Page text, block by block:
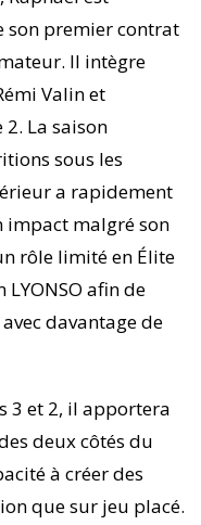
son premier contrat
Il intègre
Valin et
2. La saison
sous les
a rapidement
impact malgré son
rôle limité en Élite
afin de
davantage de
3 et 2, il apportera
deux côtés du
à créer des
que sur jeu placé.